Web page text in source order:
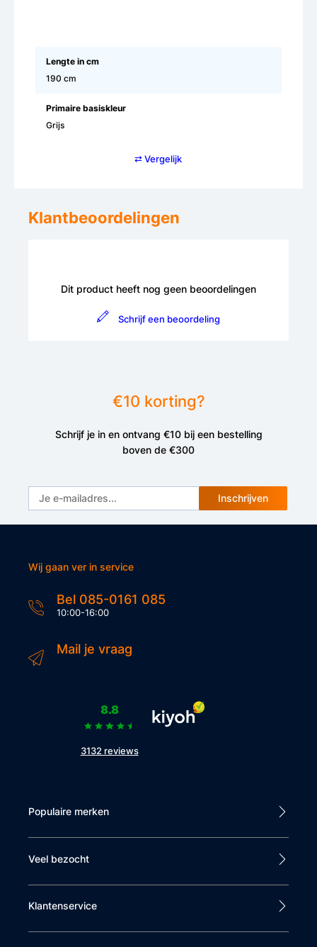
Lengte in cm
190 cm
Primaire basiskleur
Grijs
⇄ Vergelijk
Klantbeoordelingen
Dit product heeft nog geen beoordelingen
Schrijf een beoordeling
€10 korting?
Schrijf je in en ontvang €10 bij een bestelling
boven de €300
Inschrijven
Wij gaan ver in service
Bel 085-0161 085
10:00-16:00
Mail je vraag
8.8
3132 reviews
Populaire merken
Veel bezocht
Klantenservice